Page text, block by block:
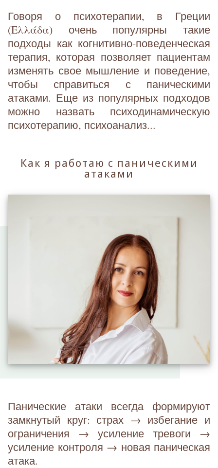
Говоря о психотерапии, в Греции
(Ελλάδα) очень популярны такие
подходы как когнитивно-поведенческая
терапия, которая позволяет пациентам
изменять свое мышление и поведение,
чтобы справиться с паническими
атаками. Еще из популярных подходов
можно назвать психодинамическую
психотерапию, психоанализ...
Как я работаю с паническими
атаками
Панические атаки всегда формируют
замкнутый круг: страх → избегание и
ограничения → усиление тревоги →
усиление контроля → новая паническая
атака.